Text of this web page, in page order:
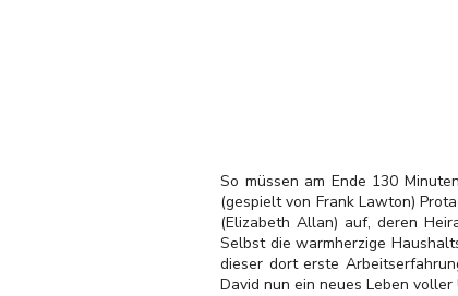
So müssen am Ende 130
(gespielt von Frank Lawton)
(Elizabeth Allan) auf, deren
Selbst die warmherzige
dieser dort erste
David nun ein neues Leben